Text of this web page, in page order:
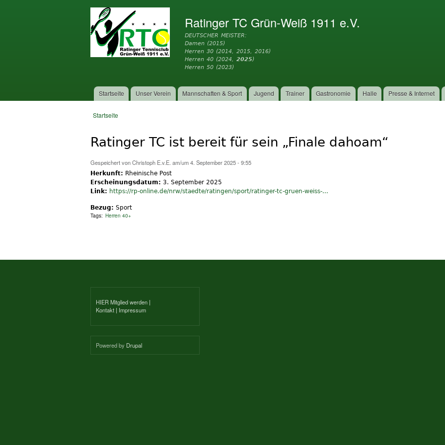
Inhalt
Ratinger TC Grün-Weiß 1911 e.V.
DEUTSCHER MEISTER:
Damen (2015)
Herren 30 (2014, 2015, 2016)
Herren 40 (2024,2025)
Herren 50 (2023)
Hauptmenü
Startseite Unser Verein Mannschaften & Sport Jugend Trainer Gastronomie Halle Presse & Internet
Startseite
Ratinger TC ist bereit für sein „Finale dahoam“
Gespeichert vonChristoph E.v.E. am/um 4. September 2025 - 9:55
Herkunft: Rheinische Post
Erscheinungsdatum: 3. September 2025
Link: https://rp-online.de/nrw/staedte/ratingen/sport/ratinger-tc-gruen-weiss-...
Bezug: Sport
Tags: Herren 40+
HIER Mitglied werden |
Kontakt | Impressum
Powered by Drupal